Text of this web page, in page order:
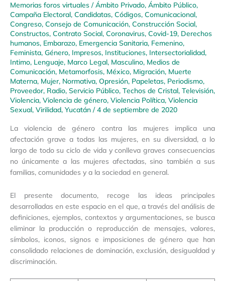
Memorias foros virtuales /Ámbito Privado, Ámbito Público,
Campaña Electoral, Candidatas, Códigos, Comunicacional,
Congreso, Consejo de Comunicación, Construcción Social,
Constructos, Contrato Social, Coronavirus, Covid-19, Derechos
humanos, Embarazo, Emergencia Sanitaria, Femenino,
Feminista, Género, Impresos, Instituciones, Intersectorialidad,
Intimo, Lenguaje, Marco Legal, Masculino, Medios de
Comunicación, Metamorfosis, México, Migración, Muerte
Materna, Mujer, Normativa, Opresión, Papeletas, Periodismo,
Proveedor, Radio, Servicio Público, Techos de Cristal, Televisión,
Violencia, Violencia de género, Violencia Política, Violencia
Sexual, Virilidad, Yucatán /4 de septiembre de 2020
La violencia de género contra las mujeres implica una
afectación grave a todas las mujeres, en su diversidad, a lo
largo de todo su ciclo de vida y conlleva graves consecuencias
no únicamente a las mujeres afectadas, sino también a sus
familias, comunidades y a la sociedad en general.
El presente documento, recoge las ideas principales
desarrolladas en este espacio en el que, a través del análisis de
definiciones, ejemplos, contextos y argumentaciones, se busca
eliminar la producción o reproducción de mensajes, valores,
símbolos, iconos, signos e imposiciones de género que han
consolidado relaciones de dominación, exclusión, desigualdad y
discriminación.